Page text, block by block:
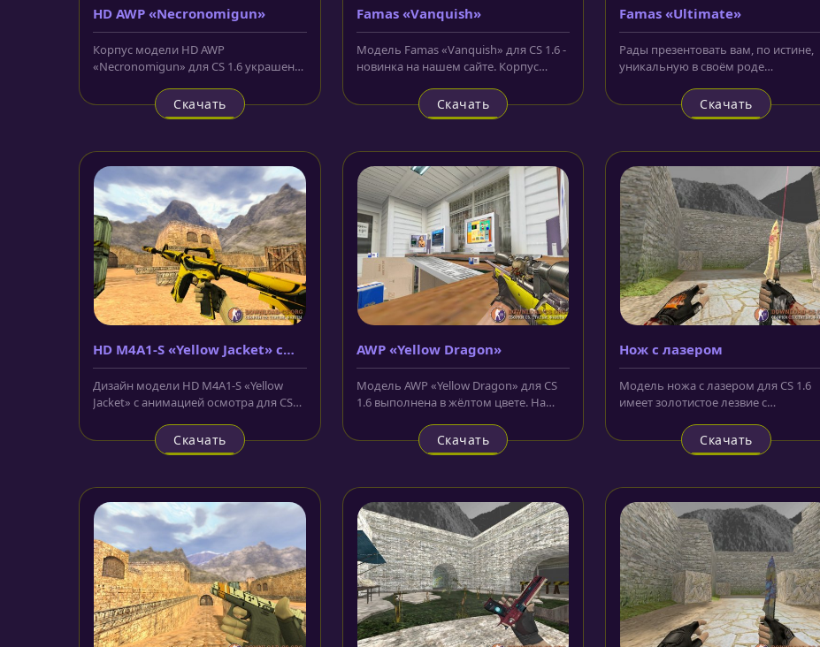
HD AWP «Necronomigun»
Корпус модели HD AWP
«Necronomigun» для CS 1.6 украшен
символов в...
Скачать
Famas «Vanquish»
Модель Famas «Vanquish» для CS 1.6 -
новинка на нашем сайте. Корпус
Скачать
Famas «Ultimate»
Рады презентовать вам, по истине,
уникальную в своём роде
Скин...
Скачать
HD M4A1-S «Yellow Jacket» с
анимацией осмотра
Дизайн модели HD M4A1-S «Yellow
Jacket» с анимацией осмотра для CS
Скачать
AWP «Yellow Dragon»
Модель AWP «Yellow Dragon» для CS
1.6 выполнена в жёлтом цвете. На
Скачать
Нож с лазером
Модель ножа с лазером для CS 1.6
имеет золотистое лезвие с
также...
Скачать